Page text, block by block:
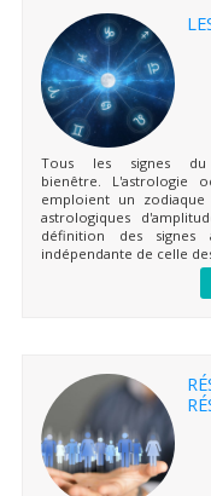
Tous les signes
bienêtre. L'astrologie
emploient un
astrologiques
définition des signes
indépendante de celle